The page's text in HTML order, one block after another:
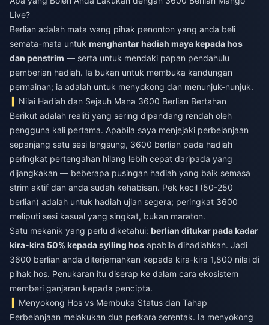
Live?
Berlian adalah mata wang pihak penonton yang anda beli
semata-mata untuk menghantar hadiah maya kepada hos
dan penstrim — serta untuk mendaki papan pendahulu
pemberian hadiah. Ia bukan untuk membuka kandungan
permainan; ia adalah untuk menyokong dan menunjuk-nunjuk.
Nilai Hadiah dan Sejauh Mana 3600 Berlian Bertahan
Berikut adalah realiti yang sering dipandang rendah oleh
pengguna kali pertama. Apabila saya menjejaki perbelanjaan
sepanjang satu sesi langsung, 3600 berlian pada hadiah
peringkat pertengahan hilang lebih cepat daripada yang
dijangkakan — beberapa pusingan hadiah yang baik semasa
strim aktif dan anda sudah kehabisan. Pek kecil (50-250
berlian) adalah untuk hadiah ujian segera; peringkat 3600
meliputi sesi kasual yang singkat, bukan maraton.
Satu mekanik yang perlu diketahui: berlian ditukar pada kadar
kira-kira 50% kepada syiling hos apabila dihadiahkan. Jadi
3600 berlian anda diterjemahkan kepada kira-kira 1,800 nilai di
pihak hos. Penukaran itu diserap ke dalam cara ekosistem
memberi ganjaran kepada pencipta.
Menyokong Hos vs Membuka Status dan Tahap
Perbelanjaan melakukan dua perkara serentak. Ia menyokong